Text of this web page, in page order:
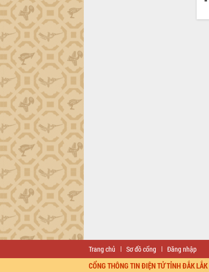
Trang chủ Sơ đồ cổng Đăng nhập
CỔNG THÔNG TIN ĐIỆN TỬ TỈNH ĐẮK LẮK